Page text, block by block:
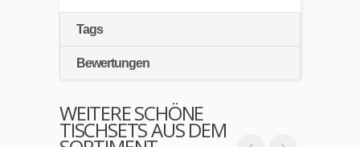
Tags
Bewertungen
WEITERE SCHÖNE
TISCHSETS AUS DEM